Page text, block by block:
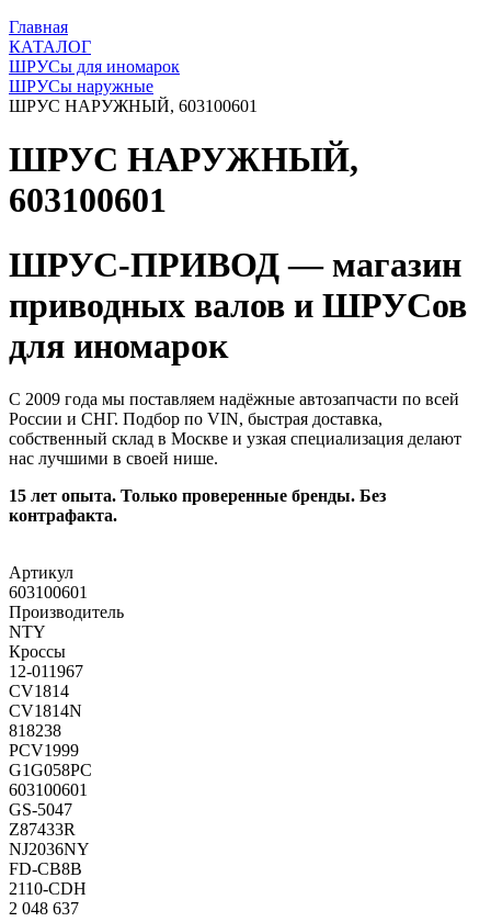
Главная
КАТАЛОГ
ШРУСы для иномарок
ШРУСы наружные
ШРУС НАРУЖНЫЙ, 603100601
ШРУС НАРУЖНЫЙ,
603100601
ШРУС-ПРИВОД — магазин
приводных валов и ШРУСов
для иномарок
С 2009 года мы поставляем надёжные автозапчасти по всей
России и СНГ. Подбор по VIN, быстрая доставка,
собственный склад в Москве и узкая специализация делают
нас лучшими в своей нише.
15 лет опыта. Только проверенные бренды. Без
контрафакта.
Артикул
603100601
Производитель
NTY
Кроссы
12-011967
CV1814
CV1814N
818238
PCV1999
G1G058PC
603100601
GS-5047
Z87433R
NJ2036NY
FD-CB8B
2110-CDH
2 048 637